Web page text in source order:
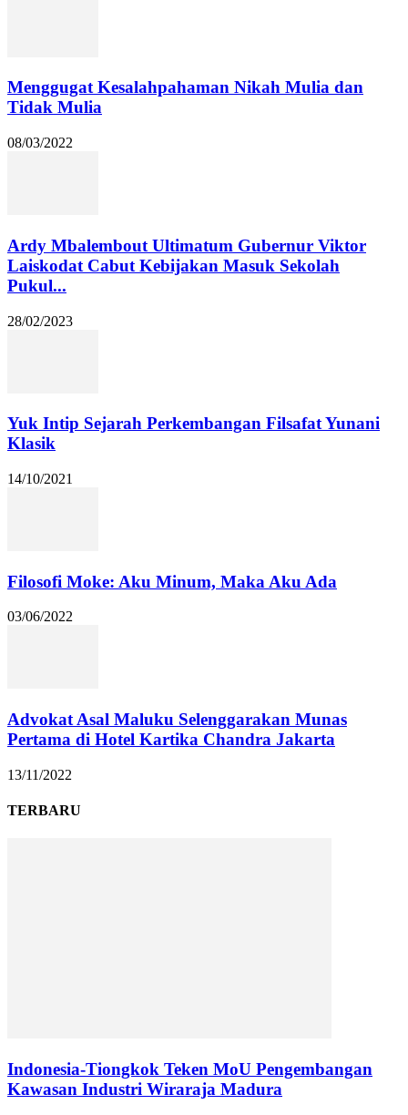
Menggugat Kesalahpahaman Nikah Mulia dan
Tidak Mulia
08/03/2022
Ardy Mbalembout Ultimatum Gubernur Viktor
Laiskodat Cabut Kebijakan Masuk Sekolah
Pukul...
28/02/2023
Yuk Intip Sejarah Perkembangan Filsafat Yunani
Klasik
14/10/2021
Filosofi Moke: Aku Minum, Maka Aku Ada
03/06/2022
Advokat Asal Maluku Selenggarakan Munas
Pertama di Hotel Kartika Chandra Jakarta
13/11/2022
TERBARU
Indonesia-Tiongkok Teken MoU Pengembangan
Kawasan Industri Wiraraja Madura